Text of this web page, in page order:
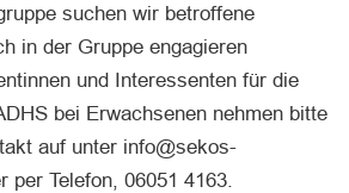
suchen wir betroffene
in der Gruppe engagieren
und Interessenten für die
bei Erwachsenen nehmen bitte
auf unter info@sekos-
per Telefon, 06051 4163.